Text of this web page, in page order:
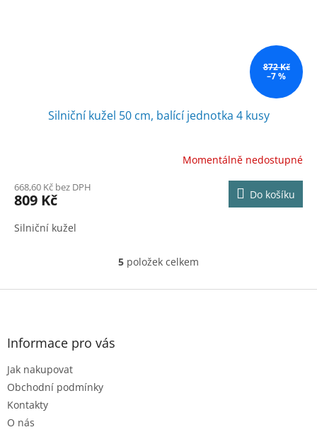
872 Kč
–7 %
Silniční kužel 50 cm, balící jednotka 4 kusy
Momentálně nedostupné
668,60 Kč bez DPH
809 Kč Do košíku
Silniční kužel
O
l
5 položek celkem
Z
Informace pro vás
Jak nakupovat
Obchodní podmínky
Kontakty
O nás